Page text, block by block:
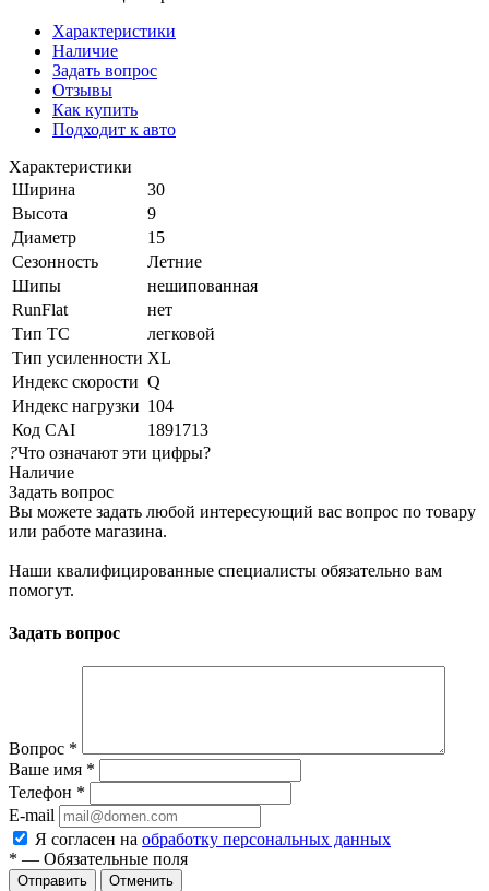
Характеристики
Наличие
Задать вопрос
Отзывы
Как купить
Подходит к авто
Характеристики
Ширина
30
Высота
9
Диаметр
15
Сезонность
Летние
Шипы
нешипованная
RunFlat
нет
Тип ТС
легковой
Тип усиленности XL
Индекс скорости Q
Индекс нагрузки 104
Код CAI
1891713
?Что означают эти цифры?
Наличие
Задать вопрос
Вы можете задать любой интересующий вас вопрос по товару
или работе магазина.
Наши квалифицированные специалисты обязательно вам
помогут.
Задать вопрос
Вопрос *
Ваше имя *
Телефон *
E-mail
Я согласен на обработку персональных данных
* — Обязательные поля
Отменить